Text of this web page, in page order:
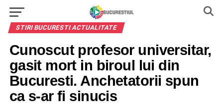
STIRI BUCURESTI ACTUALITATE
Cunoscut profesor universitar,
gasit mort in biroul lui din
Bucuresti. Anchetatorii spun
ca s-ar fi sinucis